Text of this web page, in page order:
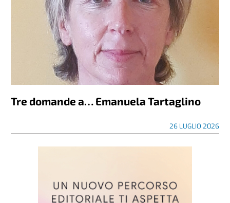
Tre domande a… Emanuela Tartaglino
26 LUGLIO 2026